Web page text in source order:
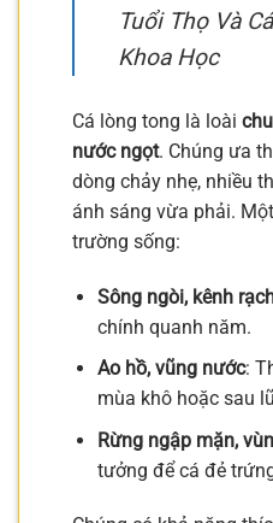
Tuổi Thọ Và
Khoa Học
Cá lòng tong là loài
nước ngọt. Chúng ưa
dòng chảy nhẹ, nhiều
ánh sáng vừa phải.
trường sống:
Sông ngòi, kênh
chính quanh năm.
Ao hồ, vũng nước:
mùa khô hoặc sau
Rừng ngập mặn,
tưởng để cá đẻ